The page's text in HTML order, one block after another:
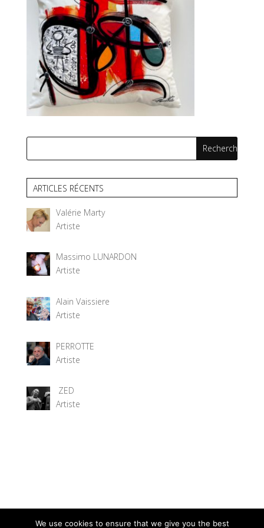
ARTICLES RÉCENTS
Valérie Marty
Artiste
Massimo LUNARDON
Artiste
Alain Vaissiere
Artiste
PERROTTE
Artiste
ZED
Artiste
We use cookies to ensure that we give you the best